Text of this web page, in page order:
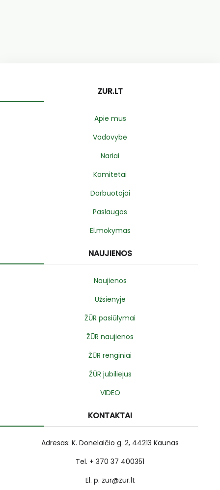
ZUR.LT
Apie mus
Vadovybė
Nariai
Komitetai
Darbuotojai
Paslaugos
El.mokymas
NAUJIENOS
Naujienos
Užsienyje
ŽŪR pasiūlymai
ŽŪR naujienos
ŽŪR renginiai
ŽŪR jubiliejus
VIDEO
KONTAKTAI
Adresas: K. Donelaičio g. 2, 44213 Kaunas
Tel. + 370 37 400351
El. p. zur@zur.lt